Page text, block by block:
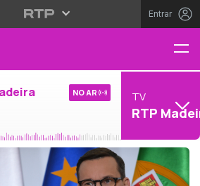
Entrar
NO AR TV
RTP